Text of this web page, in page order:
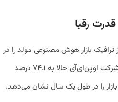
رقبا
پیش، چت‌جی‌پی‌تی بیش از ۸۷.۱ درصد از ترافیک بازار هوش مصنوعی مولد را در
اختیار داشت. اما طبق آخرین داده‌ها، سهم چت‌‌بات شرکت اوپن‌ای‌آی حالا به ۷۴.۱ درصد